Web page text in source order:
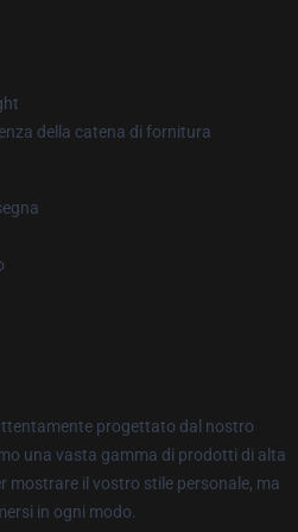
della catena di fornitura
progettato dal nostro
una vasta gamma di prodotti di alta
mostrare il vostro stile personale, ma
in ogni modo.